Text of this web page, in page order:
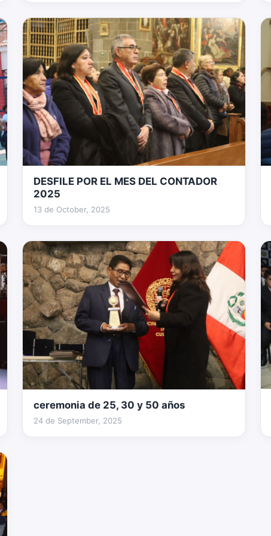
160 fotos
DESFILE POR EL MES DEL CONTADOR
2025
13 de October, 2025
2 fotos
ceremonia de 25, 30 y 50 años
24 de September, 2025